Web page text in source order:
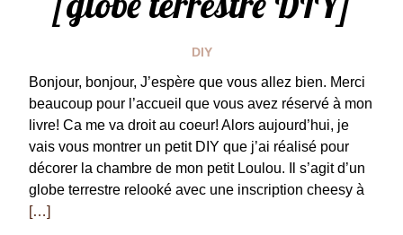
DIY
Bonjour, bonjour, J’espère que vous allez bien. Merci
beaucoup pour l’accueil que vous avez réservé à mon
livre! Ca me va droit au coeur! Alors aujourd’hui, je
vais vous montrer un petit DIY que j’ai réalisé pour
décorer la chambre de mon petit Loulou. Il s’agit d’un
globe terrestre relooké avec une inscription cheesy à
[…]